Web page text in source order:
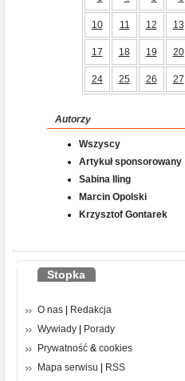
10 11 12 13
17 18 19 20
24 25 26 27
Autorzy
Wszyscy
Artykuł sponsorowany
Sabina Iling
Marcin Opolski
Krzysztof Gontarek
Stopka
O nas
Redakcja
Wywiady
Porady
Prywatność & cookies
Mapa serwisu
RSS